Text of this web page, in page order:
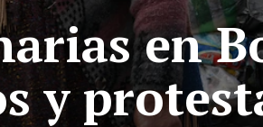
en
y